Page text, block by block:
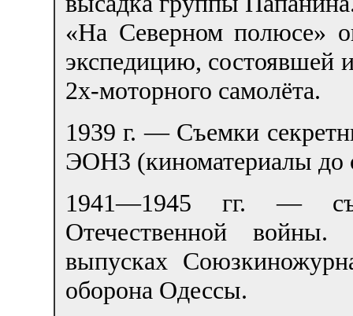
«На Северном полюсе»
экспедицию, состоявшей
2х-моторного самолёта.
1939 г. — Съемки
ЭОН3 (киноматериалы до
1941—1945 гг. —
Отечественной войны.
выпусках
оборона Одессы.